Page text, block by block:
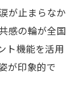
が止まらなか
感の輪が全国
ト機能を活用
が印象的で